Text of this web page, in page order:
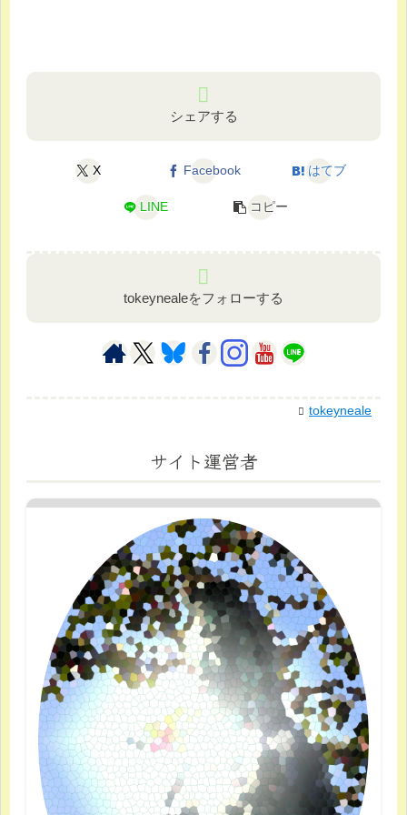
シェアする
X Facebook はてブ
LINE コピー
tokeynealeをフォローする
tokeyneale
サイト運営者